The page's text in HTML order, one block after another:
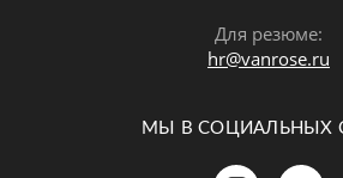
Для резюме:
hr@vanrose.ru
МЫ В СОЦИАЛЬНЫХ